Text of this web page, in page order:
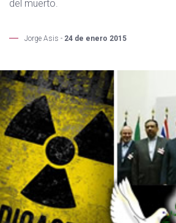
del muerto.
Jorge Asis - 24 de enero 2015